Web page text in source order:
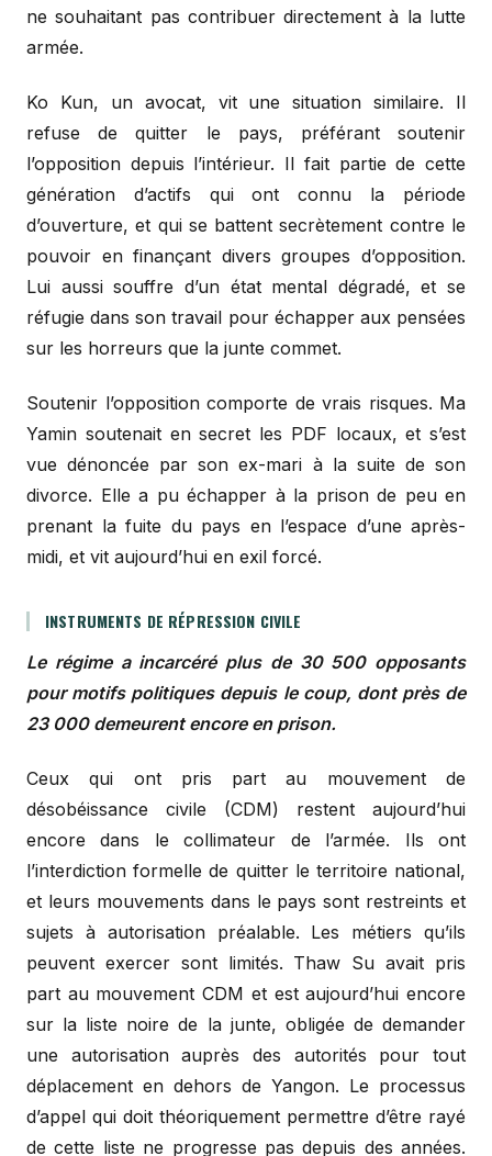
ne souhaitant pas contribuer directement à la lutte
armée.
Ko Kun, un avocat, vit une situation similaire. Il
refuse de quitter le pays, préférant soutenir
l’opposition depuis l’intérieur. Il fait partie de cette
génération d’actifs qui ont connu la période
d’ouverture, et qui se battent secrètement contre le
pouvoir en finançant divers groupes d’opposition.
Lui aussi souffre d’un état mental dégradé, et se
réfugie dans son travail pour échapper aux pensées
sur les horreurs que la junte commet.
Soutenir l’opposition comporte de vrais risques. Ma
Yamin soutenait en secret les PDF locaux, et s’est
vue dénoncée par son ex-mari à la suite de son
divorce. Elle a pu échapper à la prison de peu en
prenant la fuite du pays en l’espace d’une après-
midi, et vit aujourd’hui en exil forcé.
INSTRUMENTS DE RÉPRESSION CIVILE
Le régime a incarcéré plus de 30 500 opposants
pour motifs politiques depuis le coup, dont près de
23 000 demeurent encore en prison.
Ceux qui ont pris part au mouvement de
désobéissance civile (CDM) restent aujourd’hui
encore dans le collimateur de l’armée. Ils ont
l’interdiction formelle de quitter le territoire national,
et leurs mouvements dans le pays sont restreints et
sujets à autorisation préalable. Les métiers qu’ils
peuvent exercer sont limités. Thaw Su avait pris
part au mouvement CDM et est aujourd’hui encore
sur la liste noire de la junte, obligée de demander
une autorisation auprès des autorités pour tout
déplacement en dehors de Yangon. Le processus
d’appel qui doit théoriquement permettre d’être rayé
de cette liste ne progresse pas depuis des années.